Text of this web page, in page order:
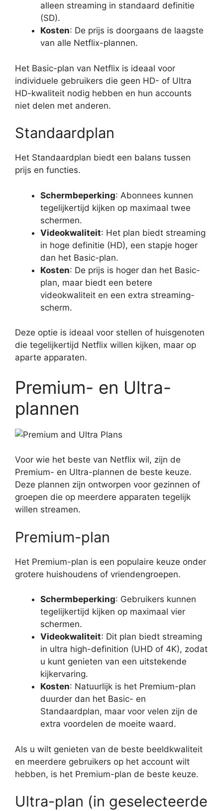
alleen streaming in standaard definitie
(SD).
Kosten: De prijs is doorgaans de laagste
van alle Netflix-plannen.
Het Basic-plan van Netflix is ideaal voor
individuele gebruikers die geen HD- of Ultra
HD-kwaliteit nodig hebben en hun accounts
niet delen met anderen.
Standaardplan
Het Standaardplan biedt een balans tussen
prijs en functies.
Schermbeperking: Abonnees kunnen
tegelijkertijd kijken op maximaal twee
schermen.
Videokwaliteit: Het plan biedt streaming
in hoge definitie (HD), een stapje hoger
dan het Basic-plan.
Kosten: De prijs is hoger dan het Basic-
plan, maar biedt een betere
videokwaliteit en een extra streaming-
scherm.
Deze optie is ideaal voor stellen of huisgenoten
die tegelijkertijd Netflix willen kijken, maar op
aparte apparaten.
Premium- en Ultra-
plannen
Voor wie het beste van Netflix wil, zijn de
Premium- en Ultra-plannen de beste keuze.
Deze plannen zijn ontworpen voor gezinnen of
groepen die op meerdere apparaten tegelijk
willen streamen.
Premium-plan
Het Premium-plan is een populaire keuze onder
grotere huishoudens of vriendengroepen.
Schermbeperking: Gebruikers kunnen
tegelijkertijd kijken op maximaal vier
schermen.
Videokwaliteit: Dit plan biedt streaming
in ultra high-definition (UHD of 4K), zodat
u kunt genieten van een uitstekende
kijkervaring.
Kosten: Natuurlijk is het Premium-plan
duurder dan het Basic- en
Standaardplan, maar voor velen zijn de
extra voordelen de moeite waard.
Als u wilt genieten van de beste beeldkwaliteit
en meerdere gebruikers op het account wilt
hebben, is het Premium-plan de beste keuze.
Ultra-plan (in geselecteerde